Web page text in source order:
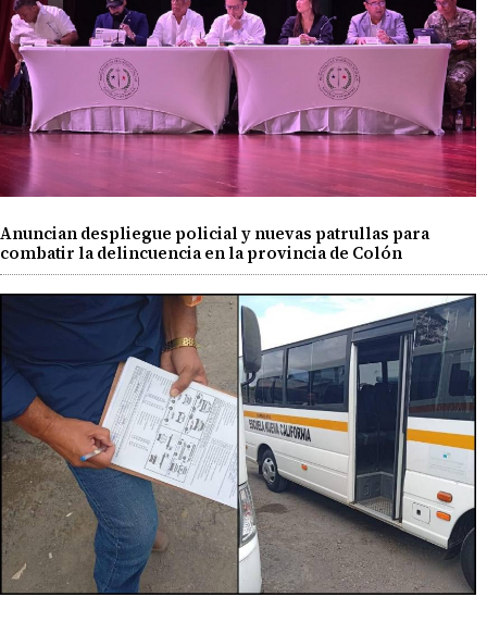
Anuncian despliegue policial y nuevas patrullas para
combatir la delincuencia en la provincia de Colón